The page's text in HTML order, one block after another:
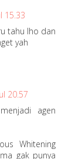
15.33
tahu lho dan
yah
20.57
agen
Whitening
gak punya